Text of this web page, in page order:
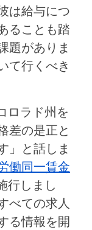
は給与につ
ることも踏
題がありま
て行くべき
ロラド州を
差の是正と
」と話しま
働同一賃金
行しまし
べての求人
る情報を開